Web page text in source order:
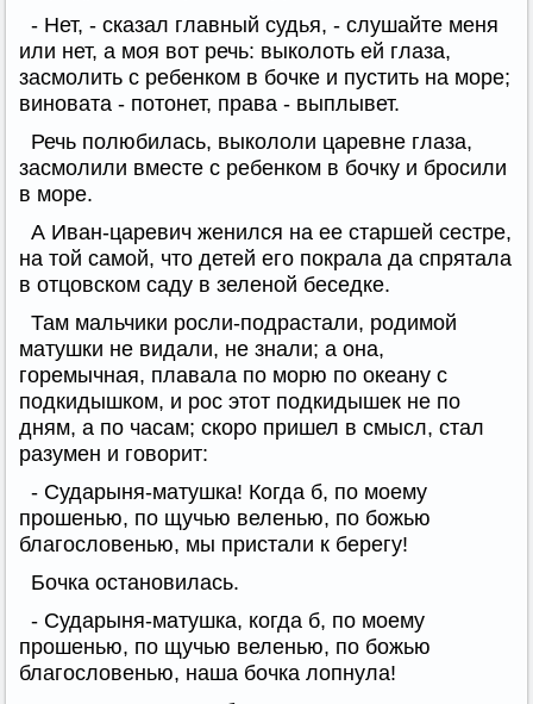
- Нет, - сказал главный судья, - слушайте меня
или нет, а моя вот речь: выколоть ей глаза,
засмолить с ребенком в бочке и пустить на море;
виновата - потонет, права - выплывет.
Речь полюбилась, выкололи царевне глаза,
засмолили вместе с ребенком в бочку и бросили
в море.
А Иван-царевич женился на ее старшей сестре,
на той самой, что детей его покрала да спрятала
в отцовском саду в зеленой беседке.
Там мальчики росли-подрастали, родимой
матушки не видали, не знали; а она,
горемычная, плавала по морю по океану с
подкидышком, и рос этот подкидышек не по
дням, а по часам; скоро пришел в смысл, стал
разумен и говорит:
- Сударыня-матушка! Когда б, по моему
прошенью, по щучью веленью, по божью
благословенью, мы пристали к берегу!
Бочка остановилась.
- Сударыня-матушка, когда б, по моему
прошенью, по щучью веленью, по божью
благословенью, наша бочка лопнула!